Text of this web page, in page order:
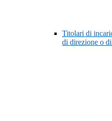
Titolari di
di direzione o